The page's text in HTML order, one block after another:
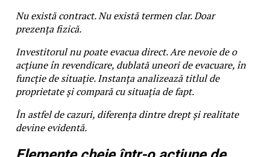
Nu există contract. Nu există termen clar. Doar
prezența fizică.
Investitorul nu poate evacua direct. Are nevoie de o
acțiune în revendicare, dublată uneori de evacuare, în
funcție de situație. Instanța analizează titlul de
proprietate și compară cu situația de fapt.
În astfel de cazuri, diferența dintre drept și realitate
devine evidentă.